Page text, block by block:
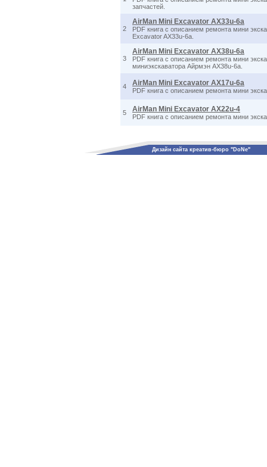
запчастей.
2
AirMan Mini Excavator AX33u-6a
PDF книга с описанием ремонта мини
Excavator AX33u-6a.
3
AirMan Mini Excavator AX38u-6a
PDF книга с описанием ремонта мини
миниэкскаватора Айрмэн AX38u-6a.
4 AirMan Mini Excavator AX17u-6a
PDF книга с описанием ремонта мини
5 AirMan Mini Excavator AX22u-4
PDF книга с описанием ремонта мини
Дизайн сайта креатив-бюро "DoNe"